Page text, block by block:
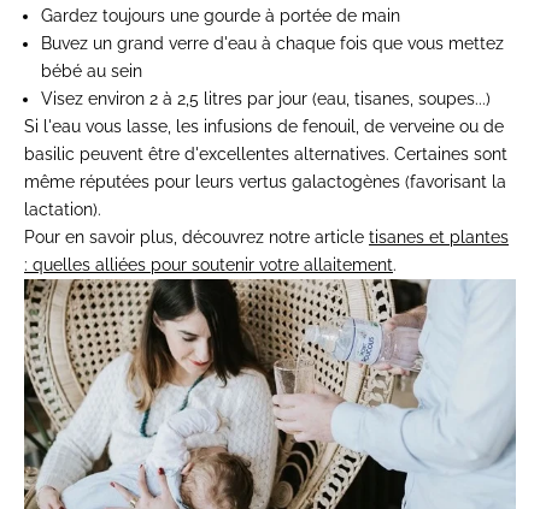
Gardez toujours une gourde à portée de main
Buvez un grand verre d'eau à chaque fois que vous mettez
bébé au sein
Visez environ 2 à 2,5 litres par jour (eau, tisanes, soupes...)
Si l'eau vous lasse, les infusions de fenouil, de verveine ou de
basilic peuvent être d'excellentes alternatives. Certaines sont
même réputées pour leurs vertus galactogènes (favorisant la
lactation).
Pour en savoir plus, découvrez notre article tisanes et plantes
: quelles alliées pour soutenir votre allaitement.